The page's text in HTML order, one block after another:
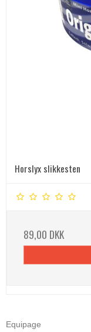
Horslyx slikkesten
89,00 DKK
Equipage